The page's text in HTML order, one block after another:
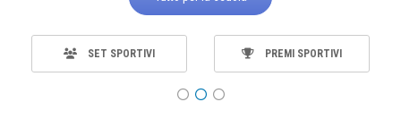
SET SPORTIVI PREMI SPORTIVI